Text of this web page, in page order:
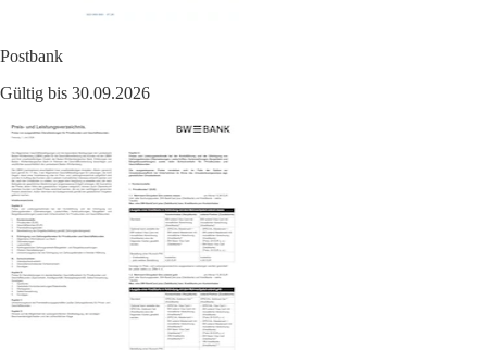
Postbank
Gültig bis 30.09.2026